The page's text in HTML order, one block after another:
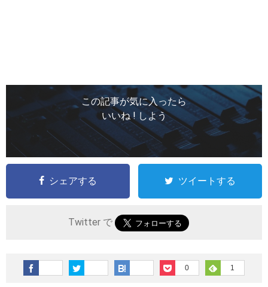
この記事が気に入ったら
いいね ! しよう
シェアする ツイートする
Twitter で
0 1